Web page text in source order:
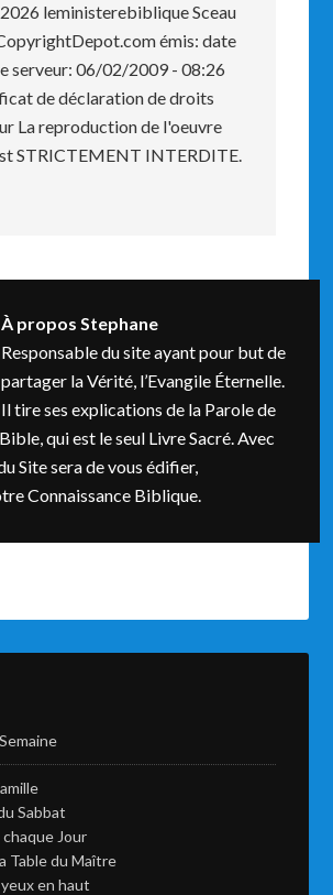
leministerebiblique Sceau
émis: date
serveur: 06/02/2009 - 08:26
de déclaration de droits
La reproduction de l'oeuvre
STRICTEMENT INTERDITE.
À proposStephane
Responsable du site ayant pour but de
partager la Vérité, l’Evangile Éternelle.
Il tire ses explications de la Parole de
qui est le seul Livre Sacré. Avec
Site sera de vous édifier,
Connaissance Biblique.
Sabbat
Jour
Table du Maître
en haut